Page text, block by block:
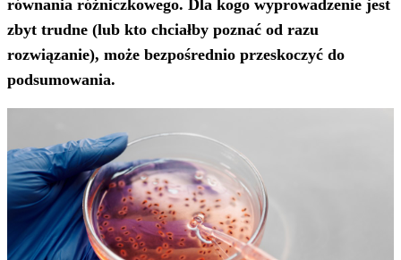
równania różniczkowego. Dla kogo wyprowadzenie jest
zbyt trudne (lub kto chciałby poznać od razu
rozwiązanie), może bezpośrednio przeskoczyć do
podsumowania.